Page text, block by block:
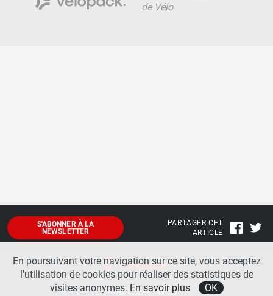
de Vélo
S'ABONNER À LA
NEWSLETTER
PARTAGER CET
ARTICLE
Mentions légales
En poursuivant votre navigation sur ce site, vous acceptez
l'utilisation de cookies pour réaliser des statistiques de
visites anonymes. En savoir plus OK